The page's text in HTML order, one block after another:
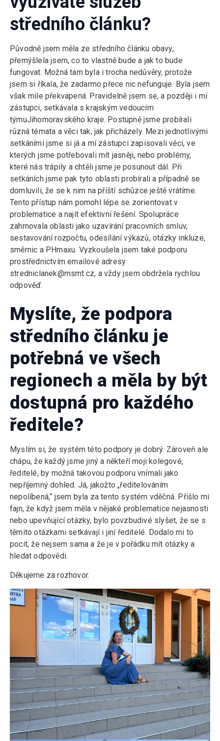
středního článku?
Původně jsem měla ze středního článku obavy,
přemýšlela jsem, co to vlastně bude a jak to bude
fungovat. Možná tam byla i trocha nedůvěry, protože
jsem si říkala, že zadarmo přece nic nefunguje. Byla jsem
však mile překvapená. Pravidelně jsem se, a později i mí
zástupci, setkávala s krajským vedoucím
týmuJihomoravského kraje. Postupně jsme probírali
různá témata a věci tak, jak přicházely. Mezi jednotlivými
setkáními jsme si já a mí zástupci zapisovali věci, ve
kterých jsme potřebovali mít jasněji, nebo problémy,
které nás trápily a chtěli jsme je posunout dál. Při
setkáních jsme pak tyto oblasti probírali a případně se
domluvili, že se k nim na příští schůzce ještě vrátíme.
Tento přístup nám pomohl lépe se zorientovat v
problematice a najít efektivní řešení. Spolupráce
zahrnovala oblasti jako uzavírání pracovních smluv,
sestavování rozpočtu, odesílání výkazů, otázky inkluze,
směrnic a PHmaxu. Vyzkoušela jsem také podporu
prostřednictvím emailové adresy
stredniclanek@msmt.cz, a vždy jsem obdržela rychlou
odpověď.
Myslíte, že podpora
středního článku je
potřebná ve všech
regionech a měla by být
dostupná pro každého
ředitele?
Myslím si, že systém této podpory je dobrý. Zároveň ale
chápu, že každý jsme jiný a někteří moji kolegové,
ředitelé, by možná takovou podporu vnímali jako
nepříjemný dohled. Já, jakožto „ředitelováním
nepolíbená,“ jsem byla za tento systém vděčná. Přišlo mi
fajn, že když jsem měla v nějaké problematice nejasnosti
nebo upevňující otázky, bylo povzbudivé slyšet, že se s
těmito otázkami setkávají i jiní ředitelé. Dodalo mi to
pocit, že nejsem sama a že je v pořádku mít otázky a
hledat odpovědi.
Děkujeme za rozhovor.